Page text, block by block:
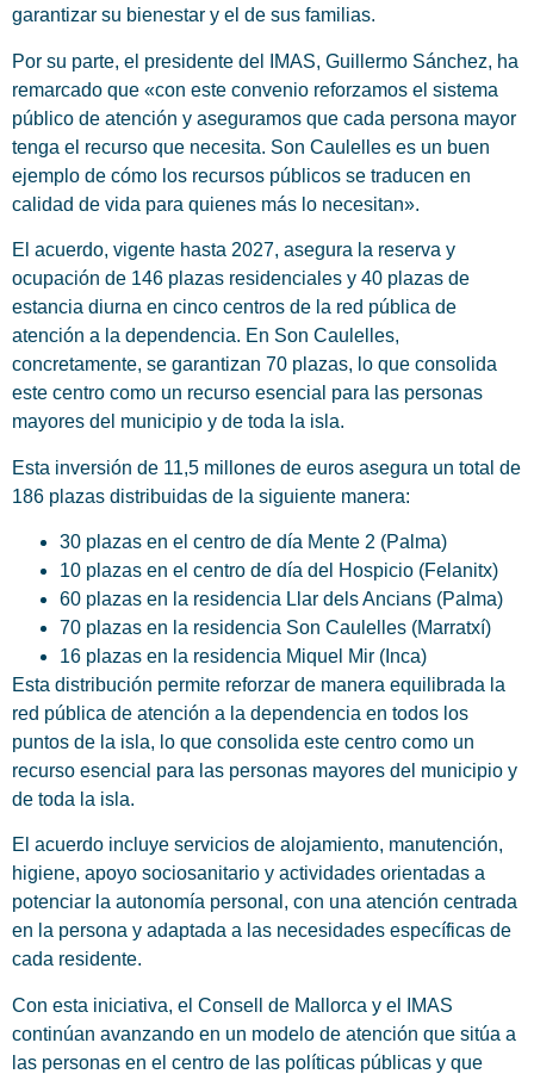
garantizar su bienestar y el de sus familias.
Por su parte, el presidente del IMAS, Guillermo Sánchez, ha
remarcado que «con este convenio reforzamos el sistema
público de atención y aseguramos que cada persona mayor
tenga el recurso que necesita. Son Caulelles es un buen
ejemplo de cómo los recursos públicos se traducen en
calidad de vida para quienes más lo necesitan».
El acuerdo, vigente hasta 2027, asegura la reserva y
ocupación de 146 plazas residenciales y 40 plazas de
estancia diurna en cinco centros de la red pública de
atención a la dependencia. En Son Caulelles,
concretamente, se garantizan 70 plazas, lo que consolida
este centro como un recurso esencial para las personas
mayores del municipio y de toda la isla.
Esta inversión de 11,5 millones de euros asegura un total de
186 plazas distribuidas de la siguiente manera:
30 plazas en el centro de día Mente 2 (Palma)
10 plazas en el centro de día del Hospicio (Felanitx)
60 plazas en la residencia Llar dels Ancians (Palma)
70 plazas en la residencia Son Caulelles (Marratxí)
16 plazas en la residencia Miquel Mir (Inca)
Esta distribución permite reforzar de manera equilibrada la
red pública de atención a la dependencia en todos los
puntos de la isla, lo que consolida este centro como un
recurso esencial para las personas mayores del municipio y
de toda la isla.
El acuerdo incluye servicios de alojamiento, manutención,
higiene, apoyo sociosanitario y actividades orientadas a
potenciar la autonomía personal, con una atención centrada
en la persona y adaptada a las necesidades específicas de
cada residente.
Con esta iniciativa, el Consell de Mallorca y el IMAS
continúan avanzando en un modelo de atención que sitúa a
las personas en el centro de las políticas públicas y que